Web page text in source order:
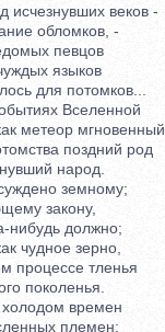
веков -
обломков, -
певцов
языков
для потомков...
Вселенной
метеор мгновенный,
поздний род
народ.
земному;
закону,
нибудь должно;
чудное зерно,
процессе тленья
поколенья.
времен
племен;